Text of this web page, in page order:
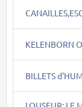
KELENBORN
BILLETS